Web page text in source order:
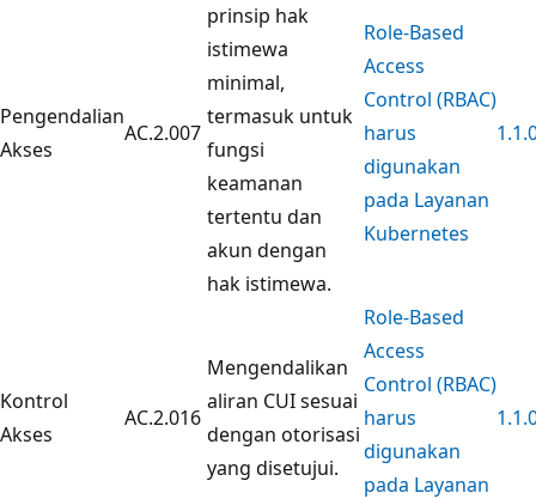
Pengendalian
Akses
AC.2.007
prinsip hak
istimewa
minimal,
termasuk untuk
fungsi
keamanan
tertentu dan
akun dengan
hak istimewa.
Role-Based
Access
Control (RBAC)
harus
digunakan
pada Layanan
Kubernetes
Kontrol
Akses
AC.2.016
Mengendalikan
aliran CUI sesuai
dengan otorisasi
yang disetujui.
Role-Based
Access
Control (RBAC)
harus
digunakan
pada Layanan